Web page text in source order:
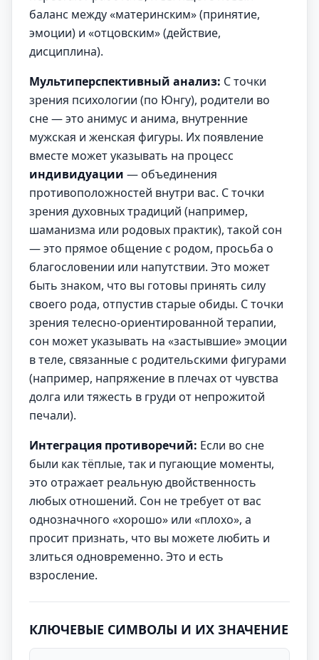
баланс между «материнским» (принятие,
эмоции) и «отцовским» (действие,
дисциплина).
Мультиперспективный анализ: С точки
зрения психологии (по Юнгу), родители во
сне — это анимус и анима, внутренние
мужская и женская фигуры. Их появление
вместе может указывать на процесс
индивидуации — объединения
противоположностей внутри вас. С точки
зрения духовных традиций (например,
шаманизма или родовых практик), такой сон
— это прямое общение с родом, просьба о
благословении или напутствии. Это может
быть знаком, что вы готовы принять силу
своего рода, отпустив старые обиды. С точки
зрения телесно-ориентированной терапии,
сон может указывать на «застывшие» эмоции
в теле, связанные с родительскими фигурами
(например, напряжение в плечах от чувства
долга или тяжесть в груди от непрожитой
печали).
Интеграция противоречий: Если во сне
были как тёплые, так и пугающие моменты,
это отражает реальную двойственность
любых отношений. Сон не требует от вас
однозначного «хорошо» или «плохо», а
просит признать, что вы можете любить и
злиться одновременно. Это и есть
взросление.
КЛЮЧЕВЫЕ СИМВОЛЫ И ИХ ЗНАЧЕНИЕ